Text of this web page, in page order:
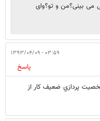
می بینی؟من و تو؟وای
۰۳:۵۹ - ۱۳۹۳/۰۴/۰۹
پاسخ
پردازي ضعيف كار از